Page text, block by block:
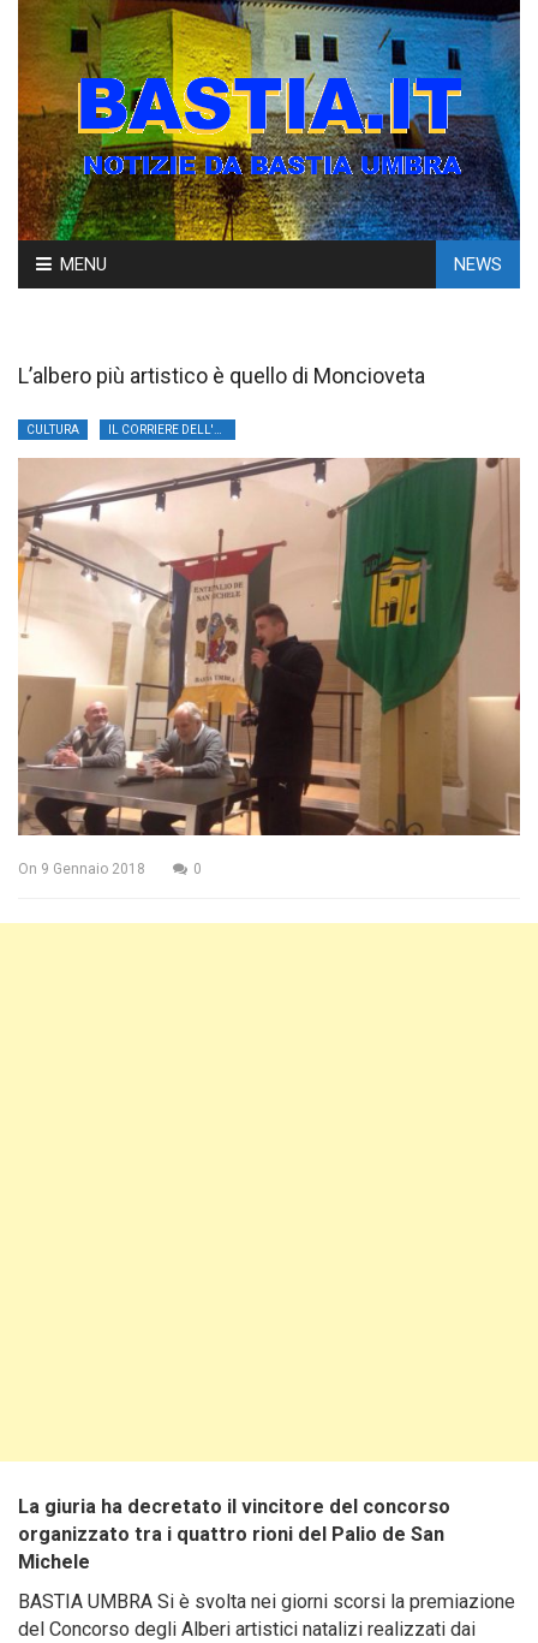
Skip
to
MENU NEWS
L’albero più artistico è quello di Moncioveta
CULTURA
On 9 Gennaio 2018 0
La giuria ha decretato il vincitore del concorso
organizzato tra i quattro rioni del Palio de San
Michele
BASTIA UMBRA Si è svolta nei giorni scorsi la premiazione
del Concorso degli Alberi artistici natalizi realizzati dai